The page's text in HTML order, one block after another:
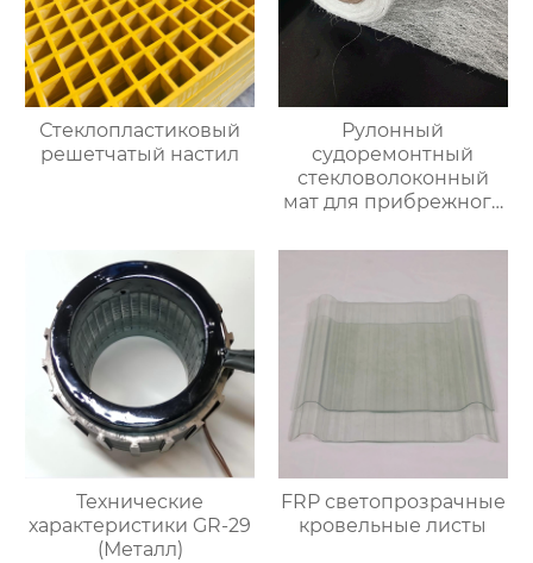
Стеклопластиковый
решетчатый настил
Рулонный
судоремонтный
стекловолоконный
мат для прибрежного
водонепроницаемый
Технические
характеристики GR-29
(Металл)
FRP светопрозрачные
кровельные листы